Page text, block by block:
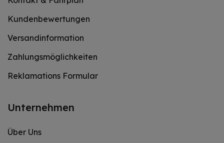
Kundenbewertungen
Versandinformation
Zahlungsmöglichkeiten
Reklamations Formular
Unternehmen
Über Uns